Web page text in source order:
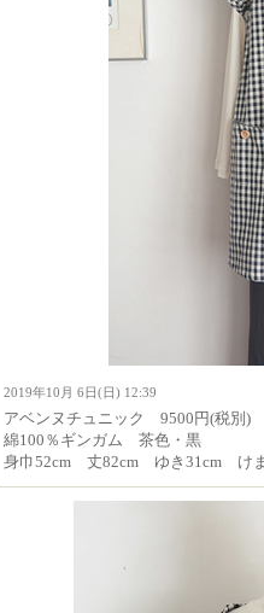
2019年10月 6日(日) 12:39
アベンヌチュニック 9500円(税別)
綿100％ギンガム 茶色・黒
身巾52cm 丈82cm ゆき31cm け